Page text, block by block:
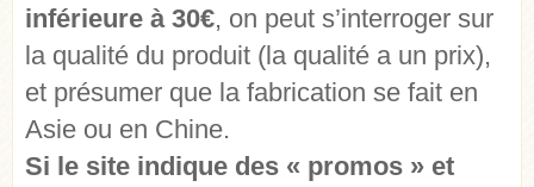
inférieure à 30€, on peut s’interroger sur
la qualité du produit (la qualité a un prix),
et présumer que la fabrication se fait en
Asie ou en Chine.
Si le site indique des « promos » et